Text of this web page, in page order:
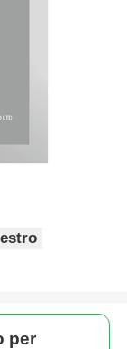
per